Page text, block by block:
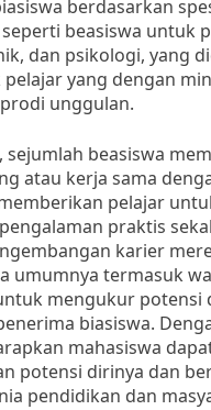
berdasarkan
beasiswa untuk
dan psikologi, yang
yang dengan
unggulan.
sejumlah beasiswa
atau kerja sama
pelajar
praktis
karier
umumnya termasuk
mengukur potensi
biasiswa.
mahasiswa
potensi dirinya dan
pendidikan dan